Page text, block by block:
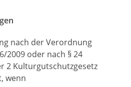
nach der Verordnung
2009 oder nach § 24
2 Kulturgutschutzgesetz
wenn